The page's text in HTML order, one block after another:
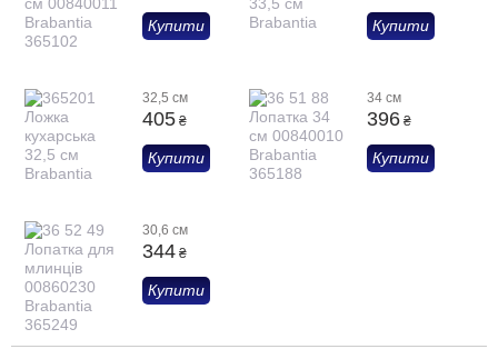
Купити Купити
32,5 см
405 ₴
Купити
34 см
396 ₴
Купити
30,6 см
344 ₴
Купити